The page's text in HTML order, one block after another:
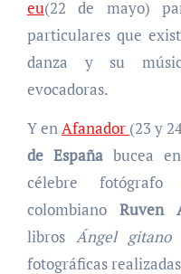
eu(22 de mayo)
particulares que
danza y su
evocadoras.
Y enAfanador (23 y
de Españabucea
célebre
colombiano Ruven
librosÁngel gitano
fotográficas